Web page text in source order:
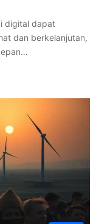
digital dapat
dan berkelanjutan,